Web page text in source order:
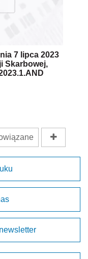
7 lipca 2023
Skarbowej,